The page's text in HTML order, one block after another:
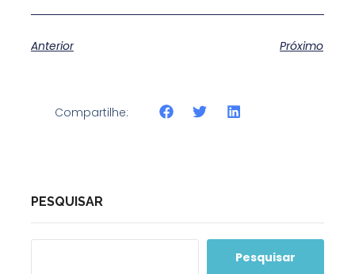
Anterior Próximo
Compartilhe:
PESQUISAR
Pesquisar